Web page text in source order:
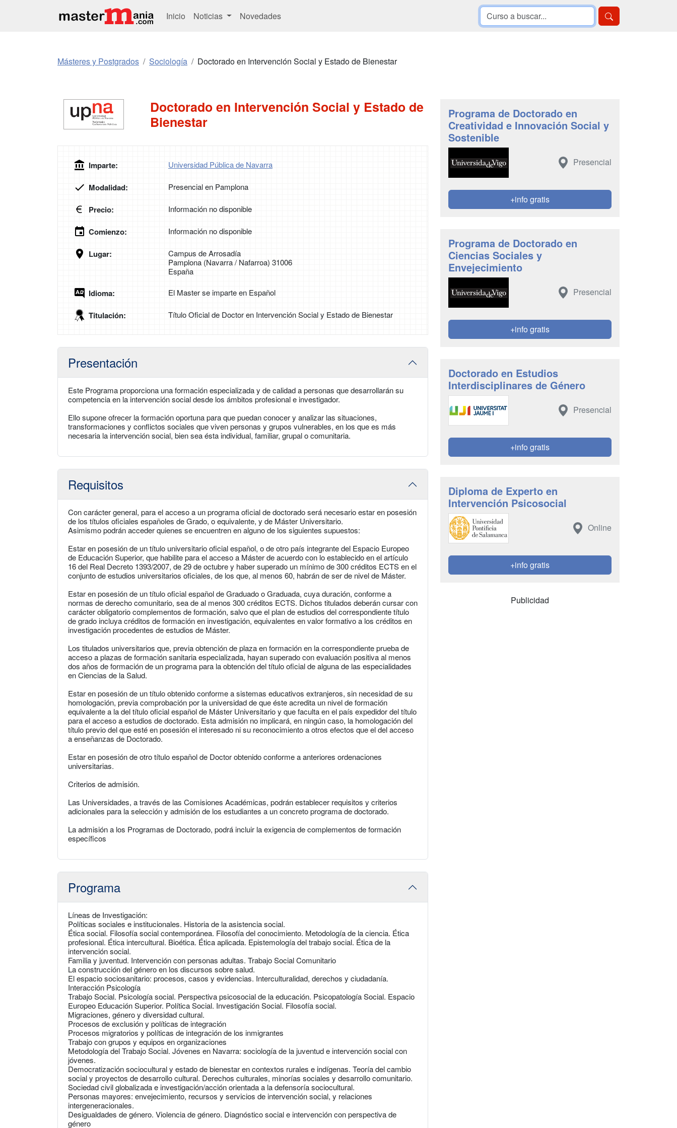
Inicio Noticias Novedades
Másteres y Postgrados Sociología Doctorado en Intervención Social y Estado de Bienestar
Doctorado en Intervención Social y Estado de
Bienestar
Imparte: Universidad Pública de Navarra
Modalidad: Presencial en Pamplona
Precio: Información no disponible
Comienzo: Información no disponible
Lugar:
Campus de Arrosadía
Pamplona (Navarra / Nafarroa) 31006
España
Idioma: El Master se imparte en Español
Titulación: Título Oficial de Doctor en Intervención Social y Estado de Bienestar
Presentación
Este Programa proporciona una formación especializada y de calidad a personas que desarrollarán su
competencia en la intervención social desde los ámbitos profesional e investigador.
Ello supone ofrecer la formación oportuna para que puedan conocer y analizar las situaciones,
transformaciones y conflictos sociales que viven personas y grupos vulnerables, en los que es más
necesaria la intervención social, bien sea ésta individual, familiar, grupal o comunitaria.
Requisitos
Con carácter general, para el acceso a un programa oficial de doctorado será necesario estar en posesión
de los títulos oficiales españoles de Grado, o equivalente, y de Máster Universitario.
Asimismo podrán acceder quienes se encuentren en alguno de los siguientes supuestos:
Estar en posesión de un título universitario oficial español, o de otro país integrante del Espacio Europeo
de Educación Superior, que habilite para el acceso a Máster de acuerdo con lo establecido en el artículo
16 del Real Decreto 1393/2007, de 29 de octubre y haber superado un mínimo de 300 créditos ECTS en el
conjunto de estudios universitarios oficiales, de los que, al menos 60, habrán de ser de nivel de Máster.
Estar en posesión de un título oficial español de Graduado o Graduada, cuya duración, conforme a
normas de derecho comunitario, sea de al menos 300 créditos ECTS. Dichos titulados deberán cursar con
carácter obligatorio complementos de formación, salvo que el plan de estudios del correspondiente título
de grado incluya créditos de formación en investigación, equivalentes en valor formativo a los créditos en
investigación procedentes de estudios de Máster.
Los titulados universitarios que, previa obtención de plaza en formación en la correspondiente prueba de
acceso a plazas de formación sanitaria especializada, hayan superado con evaluación positiva al menos
dos años de formación de un programa para la obtención del título oficial de alguna de las especialidades
en Ciencias de la Salud.
Estar en posesión de un título obtenido conforme a sistemas educativos extranjeros, sin necesidad de su
homologación, previa comprobación por la universidad de que éste acredita un nivel de formación
equivalente a la del título oficial español de Máster Universitario y que faculta en el país expedidor del título
para el acceso a estudios de doctorado. Esta admisión no implicará, en ningún caso, la homologación del
título previo del que esté en posesión el interesado ni su reconocimiento a otros efectos que el del acceso
a enseñanzas de Doctorado.
Estar en posesión de otro título español de Doctor obtenido conforme a anteriores ordenaciones
universitarias.
Criterios de admisión.
Las Universidades, a través de las Comisiones Académicas, podrán establecer requisitos y criterios
adicionales para la selección y admisión de los estudiantes a un concreto programa de doctorado.
La admisión a los Programas de Doctorado, podrá incluir la exigencia de complementos de formación
específicos
Programa
Líneas de Investigación:
Políticas sociales e institucionales. Historia de la asistencia social.
Ética social. Filosofía social contemporánea. Filosofía del conocimiento. Metodología de la ciencia. Ética
profesional. Ética intercultural. Bioética. Ética aplicada. Epistemología del trabajo social. Ética de la
intervención social.
Familia y juventud. Intervención con personas adultas. Trabajo Social Comunitario
La construcción del género en los discursos sobre salud.
El espacio sociosanitario: procesos, casos y evidencias. Interculturalidad, derechos y ciudadanía.
Interacción Psicología
Trabajo Social. Psicología social. Perspectiva psicosocial de la educación. Psicopatología Social. Espacio
Europeo Educación Superior. Política Social. Investigación Social. Filosofía social.
Migraciones, género y diversidad cultural.
Procesos de exclusión y políticas de integración
Procesos migratorios y políticas de integración de los inmigrantes
Trabajo con grupos y equipos en organizaciones
Metodología del Trabajo Social. Jóvenes en Navarra: sociología de la juventud e intervención social con
jóvenes.
Democratización sociocultural y estado de bienestar en contextos rurales e indígenas. Teoría del cambio
social y proyectos de desarrollo cultural. Derechos culturales, minorías sociales y desarrollo comunitario.
Sociedad civil globalizada e investigación/acción orientada a la defensoría sociocultural.
Personas mayores: envejecimiento, recursos y servicios de intervención social, y relaciones
intergeneracionales.
Desigualdades de género. Violencia de género. Diagnóstico social e intervención con perspectiva de
género
Programa de Doctorado en
Creatividad e Innovación Social y
Sostenible
Presencial
+info gratis
Programa de Doctorado en
Ciencias Sociales y
Envejecimiento
Presencial
+info gratis
Doctorado en Estudios
Interdisciplinares de Género
Presencial
+info gratis
Diploma de Experto en
Intervención Psicosocial
Online
+info gratis
Publicidad